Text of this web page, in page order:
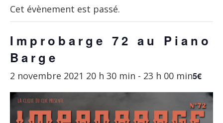
Cet évènement est passé.
Improbarge 72 au Piano
Barge
2 novembre 2021 20 h 30 min - 23 h 00 min5€